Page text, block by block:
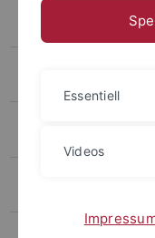
2018: Summer School -
2015: Summer School -
Essentiell
Videos